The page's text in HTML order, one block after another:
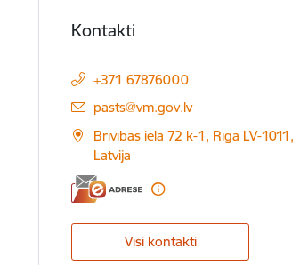
Kontakti
+371 67876000
E-pasts:
pasts@vm.gov.lv
Brīvības iela 72 k-1, Rīga LV-1011,
Latvija
Visi kontakti